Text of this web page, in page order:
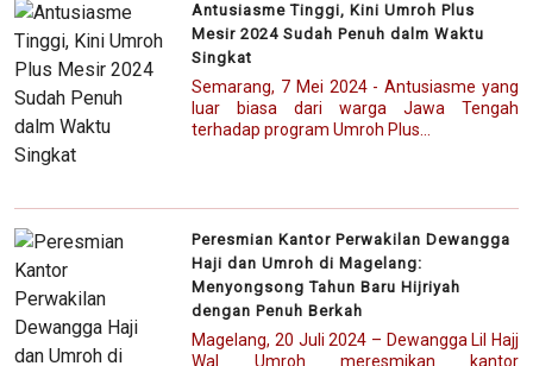
Antusiasme Tinggi, Kini Umroh Plus
Mesir 2024 Sudah Penuh dalm Waktu
Singkat
Semarang, 7 Mei 2024 - Antusiasme yang
luar biasa dari warga Jawa Tengah
terhadap program Umroh Plus...
Peresmian Kantor Perwakilan Dewangga
Haji dan Umroh di Magelang:
Menyongsong Tahun Baru Hijriyah
dengan Penuh Berkah
Magelang, 20 Juli 2024 – Dewangga Lil Hajj
Wal Umroh meresmikan kantor